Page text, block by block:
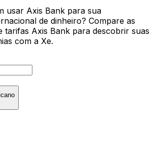
usar Axis Bank para sua
de dinheiro? Compare as
tarifas Axis Bank para descobrir suas
com a Xe.